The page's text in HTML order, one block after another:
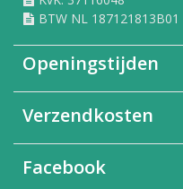
BTW NL 187121813B01
Openingstijden
Verzendkosten
Facebook